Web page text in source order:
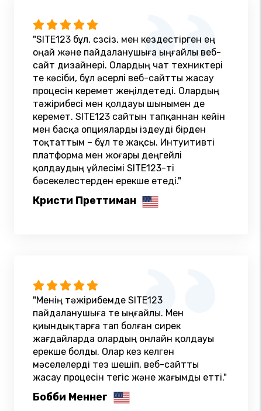
"SITE123 бұл, сөзсіз, мен кездестірген ең
оңай және пайдаланушыға ыңғайлы веб-
сайт дизайнері. Олардың чат техниктері
өте кәсіби, бұл әсерлі веб-сайтты жасау
процесін керемет жеңілдетеді. Олардың
тәжірибесі мен қолдауы шынымен де
керемет. SITE123 сайтын тапқаннан кейін
мен басқа опцияларды іздеуді бірден
тоқтаттым – бұл өте жақсы. Интуитивті
платформа мен жоғары деңгейлі
қолдаудың үйлесімі SITE123-ті
бәсекелестерден ерекше етеді."
Кристи Преттиман
"Менің тәжірибемде SITE123
пайдаланушыға өте ыңғайлы. Мен
қиындықтарға тап болған сирек
жағдайларда олардың онлайн қолдауы
ерекше болды. Олар кез келген
мәселелерді тез шешіп, веб-сайтты
жасау процесін тегіс және жағымды етті."
Бобби Меннег